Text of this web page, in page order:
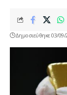
Δημοσιεύθηκε 03/09/